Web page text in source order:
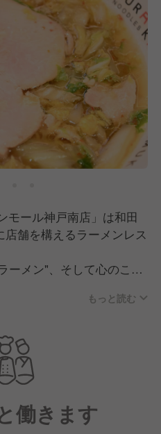
モール神戸南店」は和田
舗を構えるラーメンレス
ーメン"、そして心のこめ
す！
て】
ーだった布施氏が開発し
る」おいしいラーメン
もっと読む
働きます